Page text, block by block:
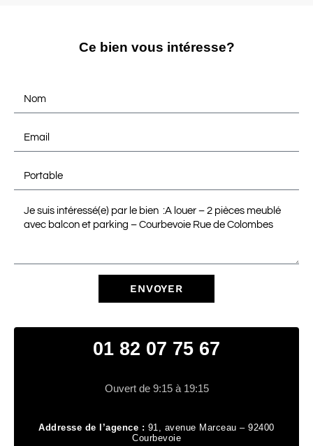
Ce bien vous intéresse?
ENVOYER
01 82 07 75 67
Ouvert de 9:15 à 19:15
Addresse de l’agence : 91, avenue Marceau – 92400
Courbevoie